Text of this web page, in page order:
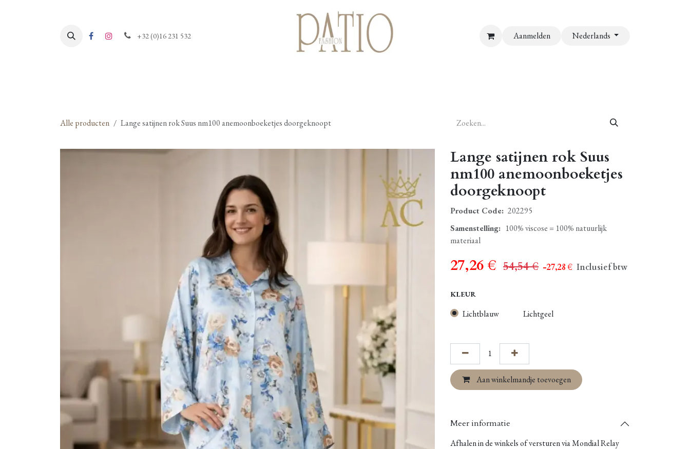
+32 (0)16 231 532 Aanmelden Nederlands
Alle producten Lange satijnen rok Suus nm100 anemoonboeketjes doorgeknoopt
Lange satijnen rok Suus
nm100 anemoonboeketjes
doorgeknoopt
Product Code: 202295
Samenstelling: 100% viscose = 100% natuurlijk
materiaal
27,26 € 54,54€ - 27,28€ Inclusief btw
KLEUR
Lichtblauw Lichtgeel
Aan winkelmandje toevoegen
Meer informatie
Afhalen in de winkels of versturen via Mondial Relay